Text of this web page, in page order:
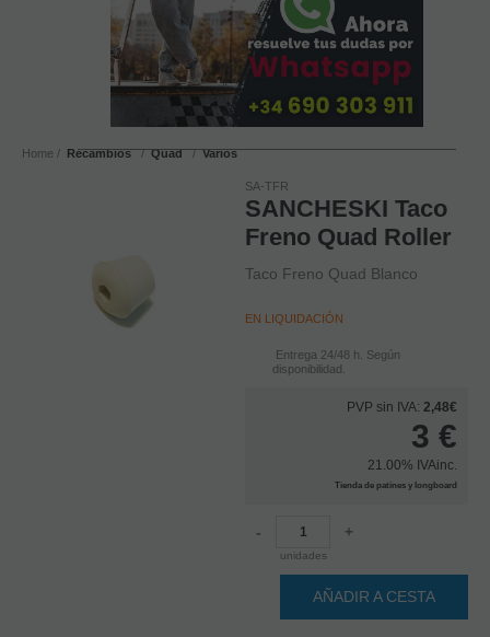
Home Recambios Quad Varios
SA-TFR
SANCHESKI Taco
Freno Quad Roller
Taco Freno Quad Blanco
EN LIQUIDACIÓN
Entrega 24/48 h. Según
disponibilidad.
PVP sin IVA: 2,48€
3 €
21.00% IVAinc.
Tienda de patines y longboard
-
unidades
+
AÑADIR A CESTA